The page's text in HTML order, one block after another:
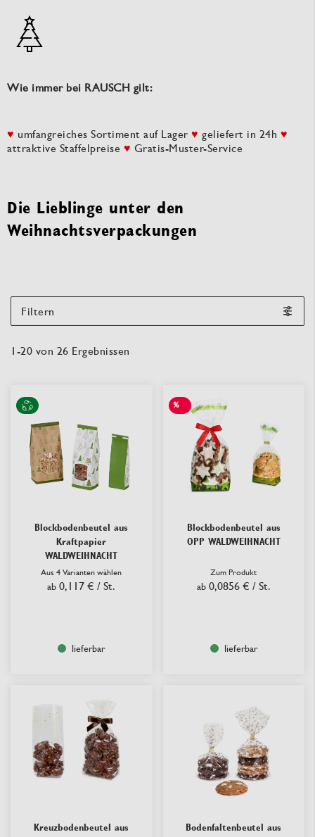
Wie immer bei RAUSCH gilt:
♥ umfangreiches Sortiment auf Lager ♥ geliefert in 24h ♥
attraktive Staffelpreise ♥ Gratis-Muster-Service
Die Lieblinge unter den
Weihnachtsverpackungen
1 -20 von 26 Ergebnissen
Blockbodenbeutel aus
Kraftpapier
WALDWEIHNACHT
Aus 4 Varianten wählen
ab 0,117 € / St.
lieferbar
%
Blockbodenbeutel aus
OPP WALDWEIHNACHT
Zum Produkt
ab 0,0856 € / St.
lieferbar
Kreuzbodenbeutel aus
Bodenfaltenbeutel aus
Filtern